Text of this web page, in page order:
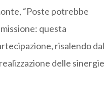
“Poste potrebbe
questa
risalendo dal
delle sinergie